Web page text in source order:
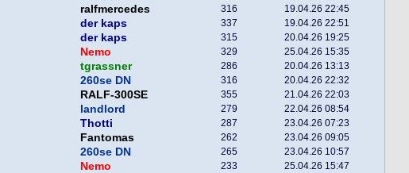
ralfmercedes 316 19.04.26 22:45
der kaps 337 19.04.26 22:51
der kaps 315 20.04.26 19:25
Nemo 329 25.04.26 15:35
tgrassner 286 20.04.26 13:13
260se DN 316 20.04.26 22:32
RALF-300SE 355 21.04.26 22:03
landlord 279 22.04.26 08:54
Thotti 287 23.04.26 07:23
Fantomas 262 23.04.26 09:05
260se DN 265 23.04.26 10:57
Nemo 233 25.04.26 15:47